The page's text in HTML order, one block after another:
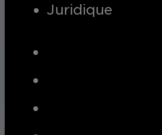
Juridique